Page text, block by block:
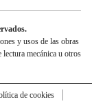
y usos de las obras
lectura mecánica u otros
de cookies